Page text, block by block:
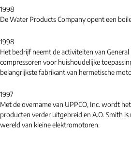
1998
De Water Products Company opent een
1998
Het bedrijf neemt de activiteiten van
compressoren voor huishoudelijke
belangrijkste fabrikant van hermetische
1997
Met de overname van UPPCO, Inc. wordt
producten verder uitgebreid en A.O. Smith
wereld van kleine elektromotoren.